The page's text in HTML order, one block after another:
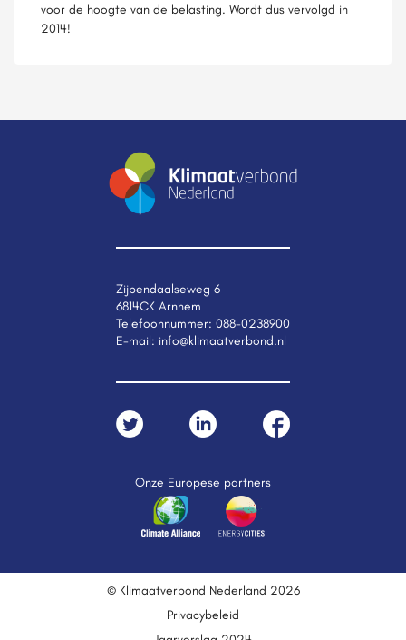
voor de hoogte van de belasting. Wordt dus vervolgd in
2014!
Zijpendaalseweg 6
6814CK Arnhem
Telefoonnummer: 088-0238900
E-mail: info@klimaatverbond.nl
Onze Europese partners
© Klimaatverbond Nederland 2026
Privacybeleid